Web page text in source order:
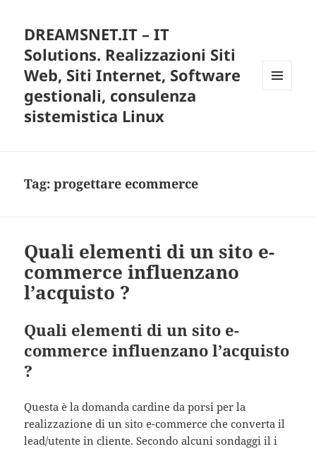
DREAMSNET.IT – IT
Solutions. Realizzazioni Siti
Web, Siti Internet, Software
gestionali, consulenza
sistemistica Linux
Tag:progettare ecommerce
Quali elementi di un sito e-
commerce influenzano
l’acquisto ?
Quali elementi di un sito e-
commerce influenzano l’acquisto
?
Questa è la domanda cardine da porsi per la
realizzazione di un sito e-commerce che converta il
lead/utente in cliente. Secondo alcuni sondaggi il i